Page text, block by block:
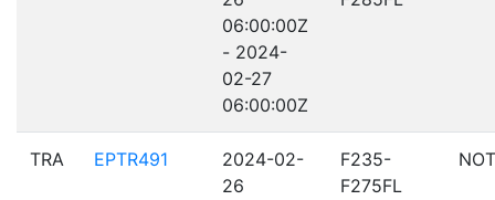
06:00:00Z
- 2024-
02-27
06:00:00Z
TRA EPTR491
2024-02-
26
F235-
F275FL